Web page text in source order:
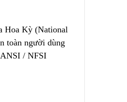
Hoa Kỳ (National
toàn người dùng
/ NFSI